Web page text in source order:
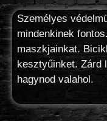
Személyes
mindenkinek
maszkjainkat.
kesztyűinket. Zárd
hagynod valahol.